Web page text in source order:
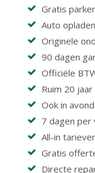
Gratis
Auto
Originele
90 dagen
Officiële
Ruim 20
Ook in
7 dagen per
All-in
Gratis
Directe